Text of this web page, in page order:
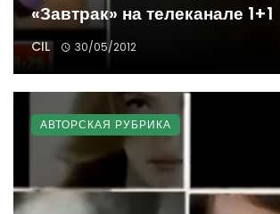
«Завтрак» на телеканале 1+1
CIL 30/05/2012
АВТОРСКАЯ РУБРИКА